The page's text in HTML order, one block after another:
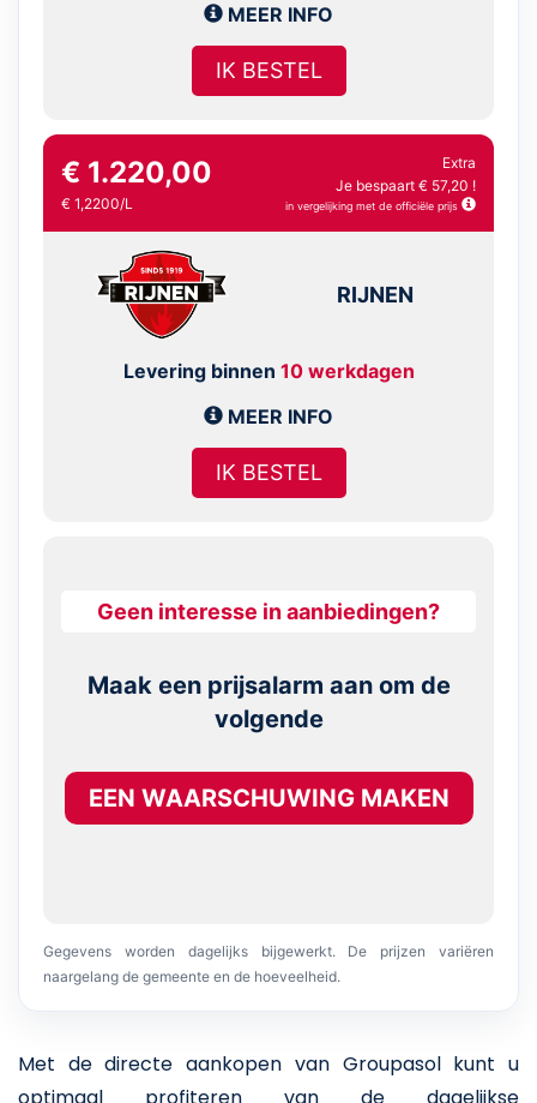
MEER INFO
IK BESTEL
€ 1.220,00
€ 1,2200/L
Extra
Je bespaart € 57,20 !
in vergelijking met de officiële prijs
RIJNEN
Levering binnen 10 werkdagen
MEER INFO
IK BESTEL
Geen interesse in aanbiedingen?
Maak een prijsalarm aan om de
volgende
EEN WAARSCHUWING MAKEN
Gegevens worden dagelijks bijgewerkt. De prijzen variëren
naargelang de gemeente en de hoeveelheid.
Met de directe aankopen van Groupasol kunt u
optimaal profiteren van de dagelijkse